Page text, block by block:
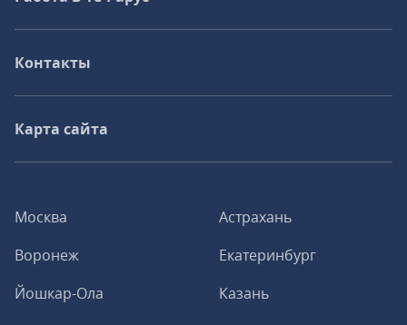
Москва
Астрахань
Воронеж
Екатеринбург
Йошкар-Ола
Казань
Контакты
Карта сайта